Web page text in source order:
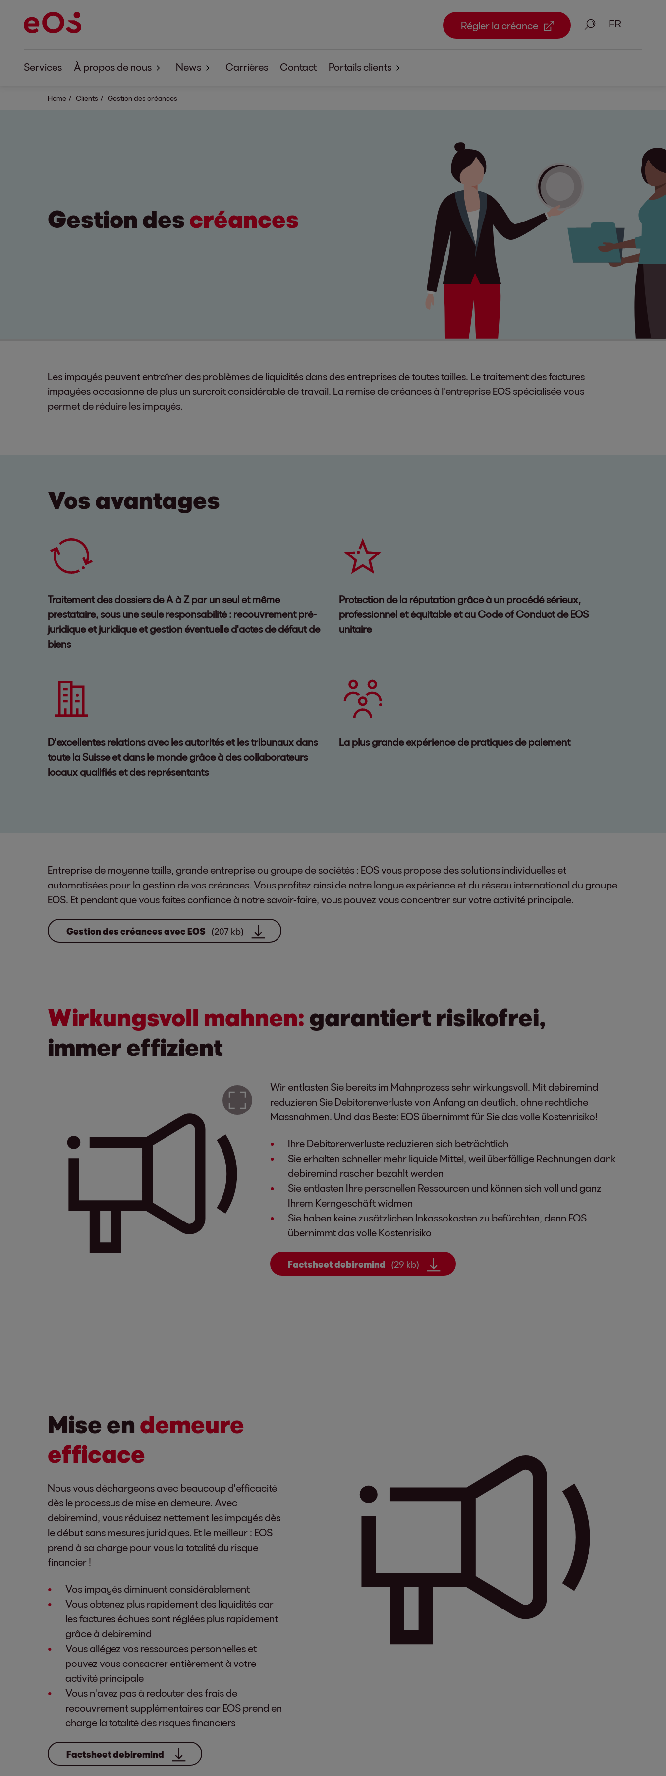
Régler la créance Recherche
Services À propos de nous
À propos d'EOS
News Carrières Contact Portails clients
Home Clients Gestion des créances
Gestion descréances
Les impayés peuvent entraîner des problèmes de liquidités dans des entreprises de toutes tailles. Le traitement des factures
impayées occasionne de plus un surcroît considérable de travail. La remise de créances à l'entreprise EOS spécialisée vous
permet de réduire les impayés.
Vos avantages
Traitement des dossiers de A à Z par un seul et même
prestataire, sous une seule responsabilité : recouvrement pré-
juridique et juridique et gestion éventuelle d'actes de défaut de
biens
Protection de la réputation grâce à un procédé sérieux,
professionnel et équitable et au Code of Conduct de EOS
unitaire
D'excellentes relations avec les autorités et les tribunaux dans
toute la Suisse et dans le monde grâce à des collaborateurs
locaux qualifiés et des représentants
La plus grande expérience de pratiques de paiement
Entreprise de moyenne taille, grande entreprise ou groupe de sociétés : EOS vous propose des solutions individuelles et
automatisées pour la gestion de vos créances. Vous profitez ainsi de notre longue expérience et du réseau international du groupe
EOS. Et pendant que vous faites confiance à notre savoir-faire, vous pouvez vous concentrer sur votre activité principale.
Gestion des créances avec EOS (207 kb)
Wirkungsvoll mahnen: garantiert risikofrei,
immer effizient
Wir entlasten Sie bereits im Mahnprozess sehr wirkungsvoll. Mit debiremind
reduzieren Sie Debitorenverluste von Anfang an deutlich, ohne rechtliche
Massnahmen. Und das Beste: EOS übernimmt für Sie das volle Kostenrisiko!
Ihre Debitorenverluste reduzieren sich beträchtlich
Sie erhalten schneller mehr liquide Mittel, weil überfällige Rechnungen dank
debiremind rascher bezahlt werden
Sie entlasten Ihre personellen Ressourcen und können sich voll und ganz
Ihrem Kerngeschäft widmen
Sie haben keine zusätzlichen Inkassokosten zu befürchten, denn EOS
übernimmt das volle Kostenrisiko
Factsheet debiremind (29 kb)
Mise en demeure
efficace
Nous vous déchargeons avec beaucoup d'efficacité
dès le processus de mise en demeure. Avec
debiremind, vous réduisez nettement les impayés dès
le début sans mesures juridiques. Et le meilleur : EOS
prend à sa charge pour vous la totalité du risque
financier !
Vos impayés diminuent considérablement
Vous obtenez plus rapidement des liquidités car
les factures échues sont réglées plus rapidement
grâce à debiremind
Vous allégez vos ressources personnelles et
pouvez vous consacrer entièrement à votre
activité principale
Vous n'avez pas à redouter des frais de
recouvrement supplémentaires car EOS prend en
charge la totalité des risques financiers
Factsheet debiremind